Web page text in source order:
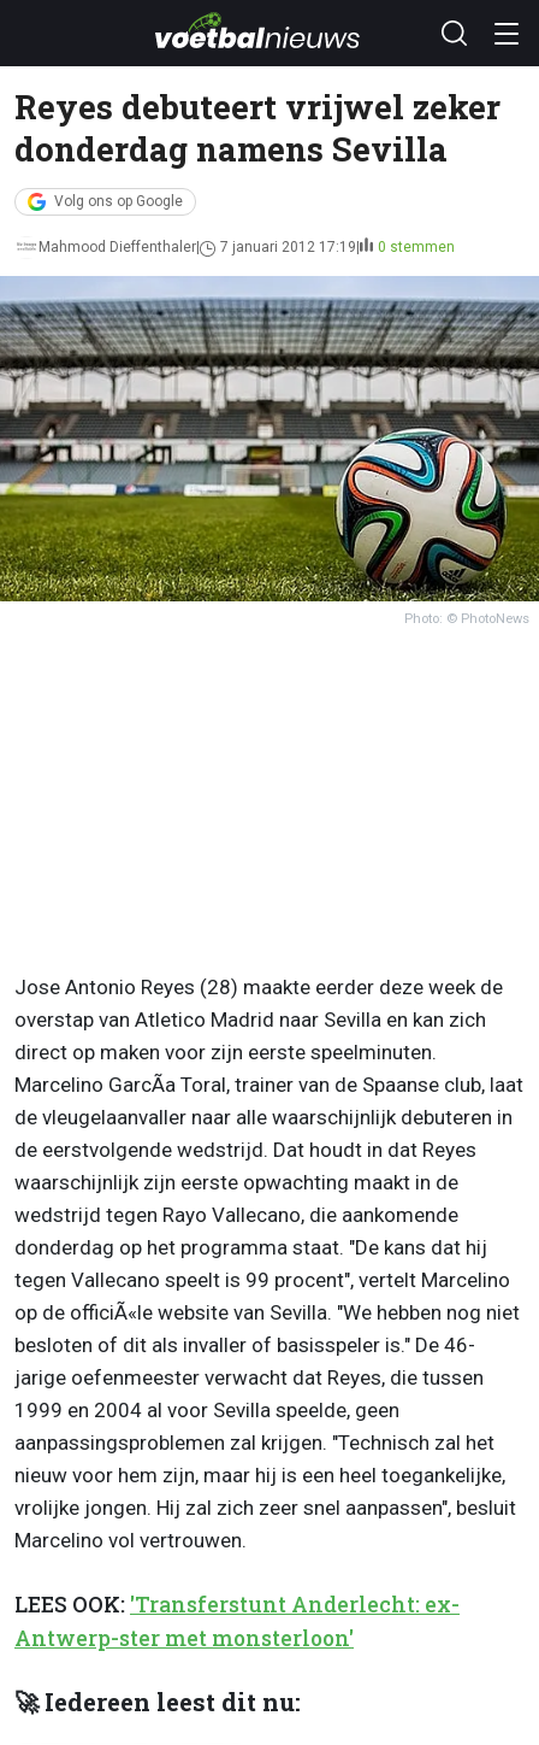
Reyes debuteert vrijwel zeker
donderdag namens Sevilla
Volg ons op Google
Mahmood Dieffenthaler 7 januari 2012 17:19 0 stemmen
Photo: © PhotoNews
Jose Antonio Reyes (28) maakte eerder deze week de
overstap van Atletico Madrid naar Sevilla en kan zich
direct op maken voor zijn eerste speelminuten.
Marcelino GarcÃ­a Toral, trainer van de Spaanse club, laat
de vleugelaanvaller naar alle waarschijnlijk debuteren in
de eerstvolgende wedstrijd. Dat houdt in dat Reyes
waarschijnlijk zijn eerste opwachting maakt in de
wedstrijd tegen Rayo Vallecano, die aankomende
donderdag op het programma staat. "De kans dat hij
tegen Vallecano speelt is 99 procent", vertelt Marcelino
op de officiÃ«le website van Sevilla. "We hebben nog niet
besloten of dit als invaller of basisspeler is." De 46-
jarige oefenmeester verwacht dat Reyes, die tussen
1999 en 2004 al voor Sevilla speelde, geen
aanpassingsproblemen zal krijgen. "Technisch zal het
nieuw voor hem zijn, maar hij is een heel toegankelijke,
vrolijke jongen. Hij zal zich zeer snel aanpassen", besluit
Marcelino vol vertrouwen.
LEES OOK: 'Transferstunt Anderlecht: ex-
Antwerp-ster met monsterloon'
🚀 Iedereen leest dit nu: